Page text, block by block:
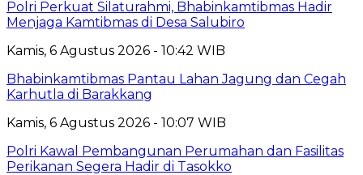
Polri Perkuat Silaturahmi, Bhabinkamtibmas Hadir
Menjaga Kamtibmas di Desa Salubiro
Kamis, 6 Agustus 2026 - 10:42 WIB
Bhabinkamtibmas Pantau Lahan Jagung dan Cegah
Karhutla di Barakkang
Kamis, 6 Agustus 2026 - 10:07 WIB
Polri Kawal Pembangunan Perumahan dan Fasilitas
Perikanan Segera Hadir di Tasokko